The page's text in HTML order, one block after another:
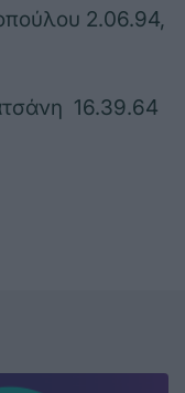
2.06.94,
16.39.64